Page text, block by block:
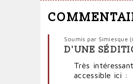
Soumis par Simiesque
D'UNE
Très
accessible ici :